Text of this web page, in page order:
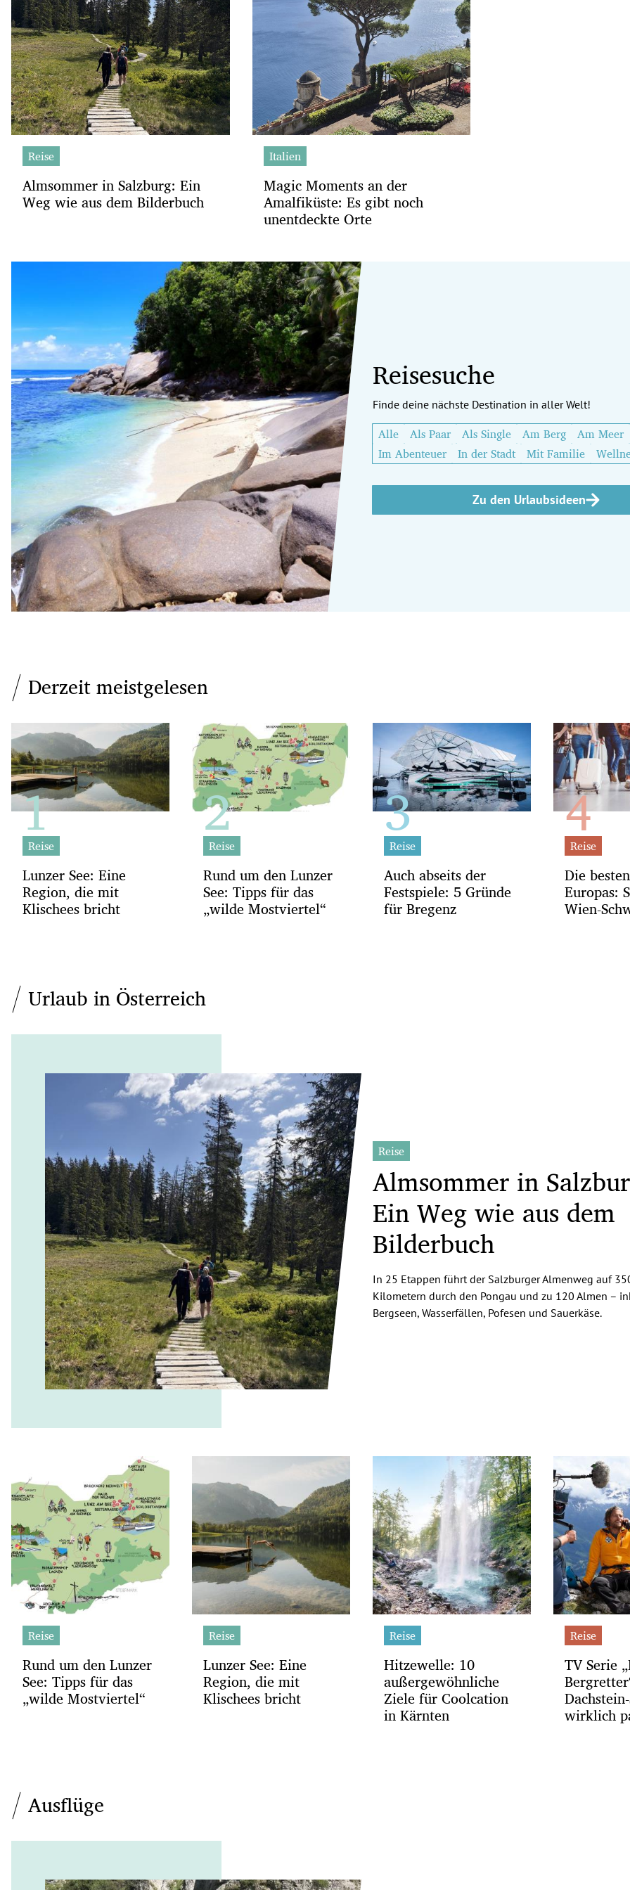
Reise
Almsommer in Salzburg: Ein
Weg wie aus dem Bilderbuch
Italien
Magic Moments an der
Amalfiküste: Es gibt noch
unentdeckte Orte
Reisesuche
Finde deine nächste Destination in aller Welt!
Alle Als Paar Als Single Am Berg
Am Meer
Im Abenteuer
In der Stadt Mit Familie
Zu den Urlaubsideen
Derzeit meistgelesen
Reise
Lunzer See: Eine
Region, die mit
Klischees bricht
Reise
Rund um den Lunzer
See: Tipps für das
„wilde Mostviertel“
Reise
Auch abseits der
Festspiele: 5 Gründe
für Bregenz
Reise
Die
Europas:
Wien-
Urlaub in Österreich
Reise
Almsommer in
Ein Weg wie aus dem
Bilderbuch
In 25 Etappen führt der Salzburger Almenweg auf
Kilometern durch den Pongau und zu 120 Almen –
Bergseen, Wasserfällen, Pofesen und Sauerkäse.
Reise
Rund um den Lunzer
See: Tipps für das
„wilde Mostviertel“
Reise
Lunzer See: Eine
Region, die mit
Klischees bricht
Reise
Hitzewelle: 10
außergewöhnliche
Ziele für Coolcation
in Kärnten
Reise
TV Serie
wirklich
Ausflüge